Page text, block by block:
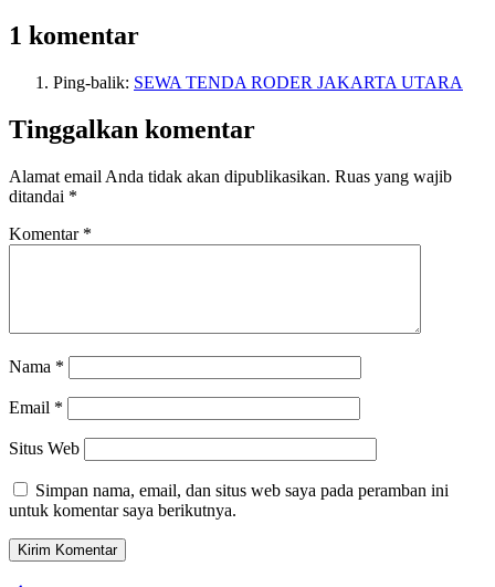
1 komentar
Ping-balik: SEWA TENDA RODER JAKARTA UTARA
Tinggalkan komentar
Alamat email Anda tidak akan dipublikasikan. Ruas yang wajib
ditandai *
Komentar *
Nama *
Email *
Situs Web
Simpan nama, email, dan situs web saya pada peramban ini
untuk komentar saya berikutnya.